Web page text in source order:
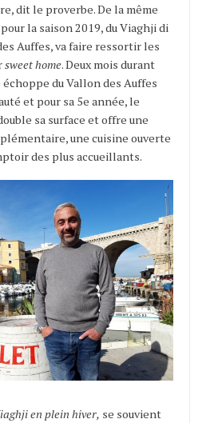
dit le proverbe. De la même
la saison 2019, du Viaghji di
Auffes, va faire ressortir les
sweet home. Deux mois durant
du Vallon des Auffes
et pour sa 5e année, le
sa surface et offre une
une cuisine ouverte
des plus accueillants.
en plein hiver, se souvient